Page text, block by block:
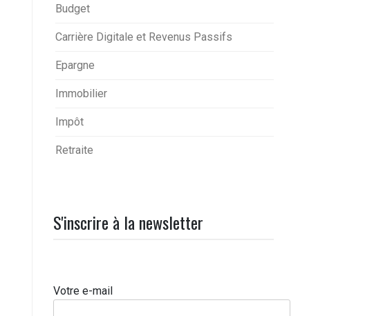
Budget
Carrière Digitale et Revenus Passifs
Epargne
Immobilier
Impôt
Retraite
S'inscrire à la newsletter
Votre e-mail